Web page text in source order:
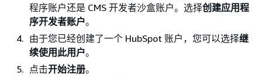
程序账户还是 CMS 开发者沙盒账户。选择创建应用程
序开发者账户。
由于您已经创建了一个 HubSpot 账户，您可以选择继
续使用此用户。
点击开始注册。